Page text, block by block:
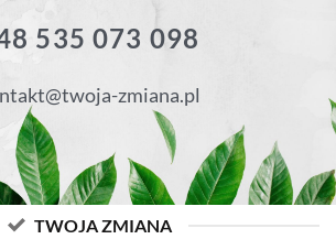
535 073 098
zmiana.pl
TWOJA ZMIANA